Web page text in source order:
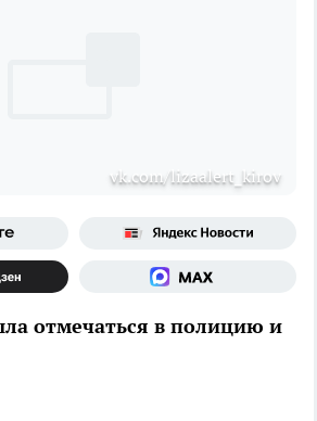
vk.com/lizaalert_kirov
отмечаться в полицию и